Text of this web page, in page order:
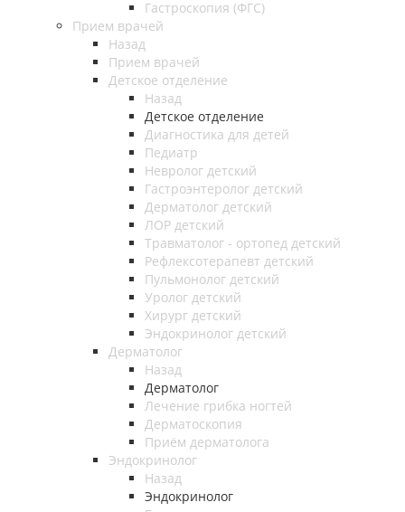
Гастроскопия (ФГС)
Прием врачей
Назад
Прием врачей
Детское отделение
Назад
Детское отделение
Диагностика для детей
Педиатр
Невролог детский
Гастроэнтеролог детский
Дерматолог детский
ЛОР детский
Травматолог - ортопед детский
Рефлексотерапевт детский
Пульмонолог детский
Уролог детский
Хирург детский
Эндокринолог детский
Дерматолог
Назад
Дерматолог
Лечение грибка ногтей
Дерматоскопия
Приём дерматолога
Эндокринолог
Назад
Эндокринолог